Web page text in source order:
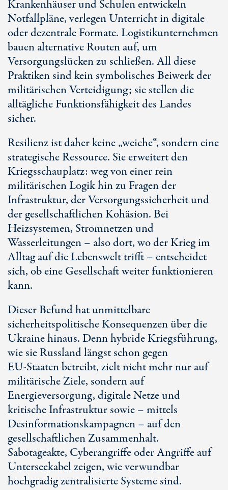
Krankenhäuser und Schulen entwickeln
Notfallpläne, verlegen Unterricht in digitale
oder dezentrale Formate. Logistikunternehmen
bauen alternative Routen auf, um
Versorgungslücken zu schließen. All diese
Praktiken sind kein symbolisches Beiwerk der
militärischen Verteidigung; sie stellen die
alltägliche Funktionsfähigkeit des Landes
sicher.
Resilienz ist daher keine „weiche“, sondern eine
strategische Ressource. Sie erweitert den
Kriegsschauplatz: weg von einer rein
militärischen Logik hin zu Fragen der
Infrastruktur, der Versorgungssicherheit und
der gesellschaftlichen Kohäsion. Bei
Heizsystemen, Stromnetzen und
Wasserleitungen – also dort, wo der Krieg im
Alltag auf die Lebenswelt trifft – entscheidet
sich, ob eine Gesellschaft weiter funktionieren
kann.
Dieser Befund hat unmittelbare
sicherheitspolitische Konsequenzen über die
Ukraine hinaus. Denn hybride Kriegsführung,
wie sie Russland längst schon gegen
EU-Staaten betreibt, zielt nicht mehr nur auf
militärische Ziele, sondern auf
Energieversorgung, digitale Netze und
kritische Infrastruktur sowie – mittels
Desinformationskampagnen – auf den
gesellschaftlichen Zusammenhalt.
Sabotageakte, Cyberangriffe oder Angriffe auf
Unterseekabel zeigen, wie verwundbar
hochgradig zentralisierte Systeme sind.